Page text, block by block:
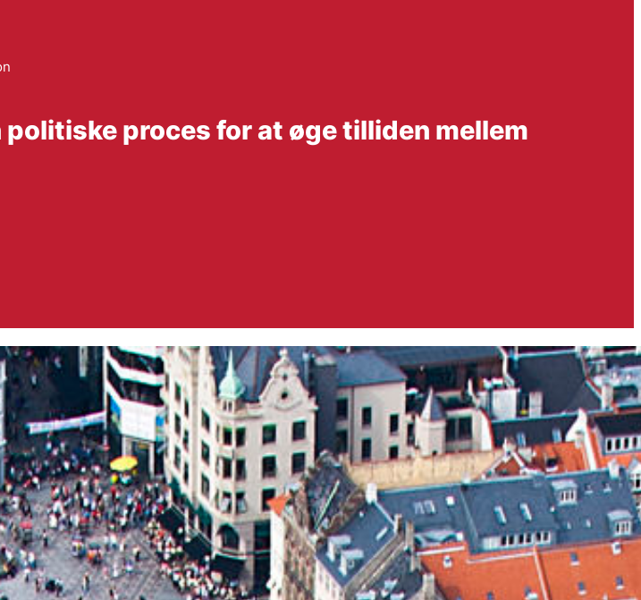
proces for at øge tilliden mellem